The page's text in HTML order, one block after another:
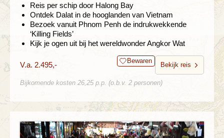
Reis per schip door Halong Bay
Ontdek Dalat in de hooglanden van Vietnam
Bezoek vanuit Phnom Penh de indrukwekkende
‘Killing Fields’
Kijk je ogen uit bij het wereldwonder Angkor Wat
V.a. 2.495,- Bewaren
Bekijk reis
Bijkomende kosten 26,25 p.p. (o.b.v. 2 personen)